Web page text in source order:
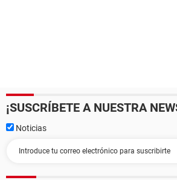
¡SUSCRÍBETE A NUESTRA
Noticias